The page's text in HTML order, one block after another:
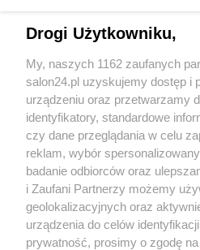
Drogi Użytkowniku,
My, naszych 1162 zaufanych
salon24.pl uzyskujemy dostęp i
urządzeniu oraz przetwarzamy
identyfikatory, standardowe
czy dane przeglądania w celu
reklam, wybór
badanie odbiorców oraz
i Zaufani Partnerzy możemy
geolokalizacyjnych oraz
urządzenia do celów
prywatność, prosimy o zgodę